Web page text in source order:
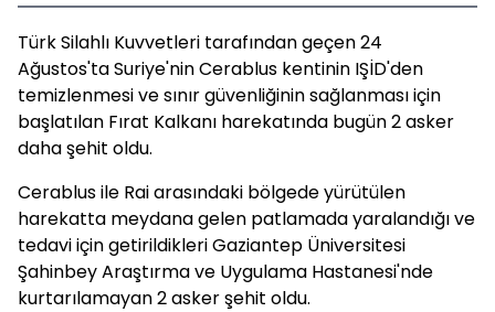
Türk Silahlı Kuvvetleri tarafından geçen 24
Ağustos'ta Suriye'nin Cerablus kentinin IŞİD'den
temizlenmesi ve sınır güvenliğinin sağlanması için
başlatılan Fırat Kalkanı harekatında bugün 2 asker
daha şehit oldu.
Cerablus ile Rai arasındaki bölgede yürütülen
harekatta meydana gelen patlamada yaralandığı ve
tedavi için getirildikleri Gaziantep Üniversitesi
Şahinbey Araştırma ve Uygulama Hastanesi'nde
kurtarılamayan 2 asker şehit oldu.